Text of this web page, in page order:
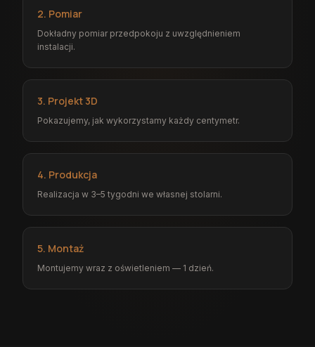
2. Pomiar
Dokładny pomiar przedpokoju z uwzględnieniem
instalacji.
3. Projekt 3D
Pokazujemy, jak wykorzystamy każdy centymetr.
4. Produkcja
Realizacja w 3–5 tygodni we własnej stolarni.
5. Montaż
Montujemy wraz z oświetleniem — 1 dzień.